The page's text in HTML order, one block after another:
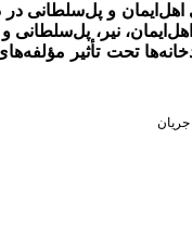
تحت تأثیر
جریان